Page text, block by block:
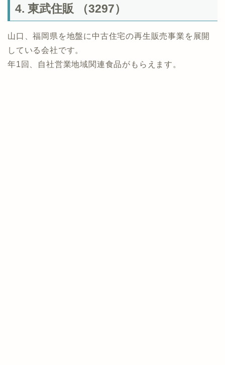
4. 東武住販 （3297）
山口、福岡県を地盤に中古住宅の再生販売事業を展開
している会社です。
年1回、自社営業地域関連食品がもらえます。